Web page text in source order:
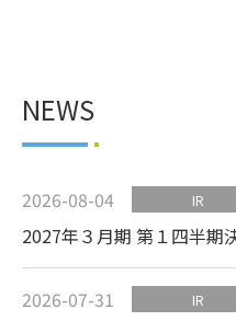
NEWS
2026-08-04 IR
2027年３月期 第１四半期
2026-07-31 IR